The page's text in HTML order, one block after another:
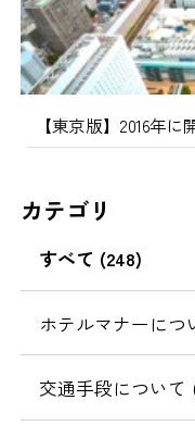
【東京版】2016年
カテゴリ
すべて (248)
ホテルマナーにつ
交通手段について